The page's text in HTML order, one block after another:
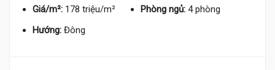
Giá/m²: 178 triệu/m² Phòng ngủ: 4 phòng
Hướng: Đông